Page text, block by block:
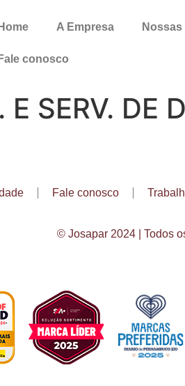
Home A Empresa Nossas
Fale conosco
SERV. DE
Fale conosco
© Josapar 2024 | Todos